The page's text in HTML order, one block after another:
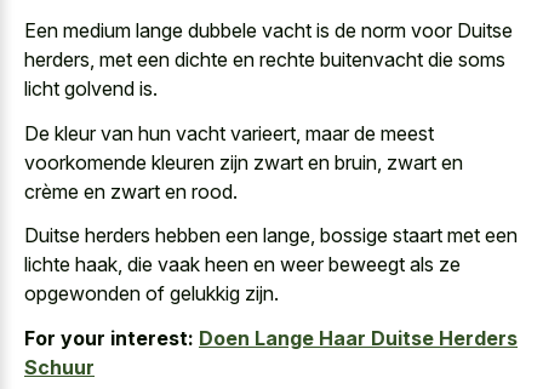
Een medium lange dubbele vacht is de norm voor Duitse
herders, met een dichte en rechte buitenvacht die soms
licht golvend is.
De kleur van hun vacht varieert, maar de meest
voorkomende kleuren zijn zwart en bruin, zwart en
crème en zwart en rood.
Duitse herders hebben een lange, bossige staart met een
lichte haak, die vaak heen en weer beweegt als ze
opgewonden of gelukkig zijn.
For your interest: Doen Lange Haar Duitse Herders
Schuur